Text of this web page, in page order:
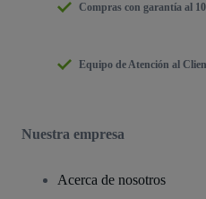
Compras con garantía al
Equipo de Atención al
Nuestra empresa
Acerca de nosotros